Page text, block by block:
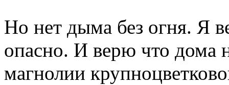
Но нет дыма без огня. Я
опасно. И верю что дома
магнолии